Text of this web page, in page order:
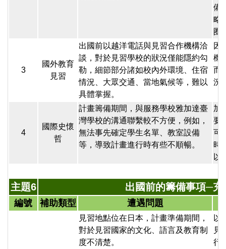
備
略
圈
3
國外教育
見習
出國前以越洋電話與見習合作機構洽
談，對於見習學校的狀況僅能隱約勾
勒，細節部分諸如校內外環境、住宿
情況、大眾交通、當地氣候等，難以
具體掌握。
因
機
而
況
4
國際史懷
哲
計畫籌備期間，與服務學校雅加達臺
灣學校的溝通聯繫較不方便，例如，
無法事先確定學生名單、教室設備
等，導致計畫進行時有些不順暢。
加
要
可
時
以
主題6 出國前的籌備事項─
編號 補助類型 遭遇問題
見習地點位在日本，計畫準備期間，
對於見習國家的文化、語言及教育制
度不清楚。
以
見
行